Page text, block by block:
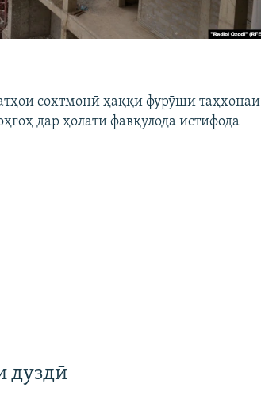
сохтмонӣ ҳаққи фурӯши таҳхонаи
дар ҳолати фавқулода истифода
дуздӣ